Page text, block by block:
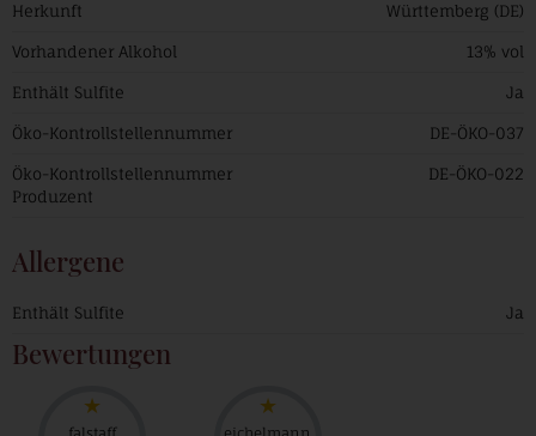
Herkunft Württemberg (DE)
Vorhandener Alkohol 13% vol
Enthält Sulfite Ja
Öko-Kontrollstellennummer DE-ÖKO-037
Öko-Kontrollstellennummer
Produzent
DE-ÖKO-022
Allergene
Enthält Sulfite Ja
Bewertungen